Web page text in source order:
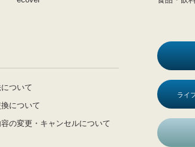
ついて
について
の変更・キャンセルについて
ライ